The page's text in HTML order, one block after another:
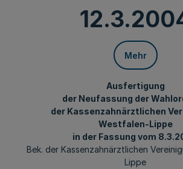
Mehr
Ausfertigung
der Neufassung der
der Kassenzahnärztlichen
Westfalen-Lippe
in der Fassung vom
Bek. der Kassenzahnärztlichen
Lippe